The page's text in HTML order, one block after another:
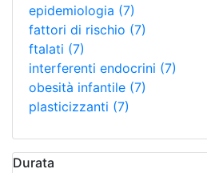
epidemiologia (7)
fattori di rischio (7)
ftalati (7)
interferenti endocrini (7)
obesità infantile (7)
plasticizzanti (7)
Durata